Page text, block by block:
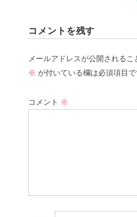
コメントを残す
メールアドレスが公開されるこ
※ が付いている欄は必須項目で
コメント ※